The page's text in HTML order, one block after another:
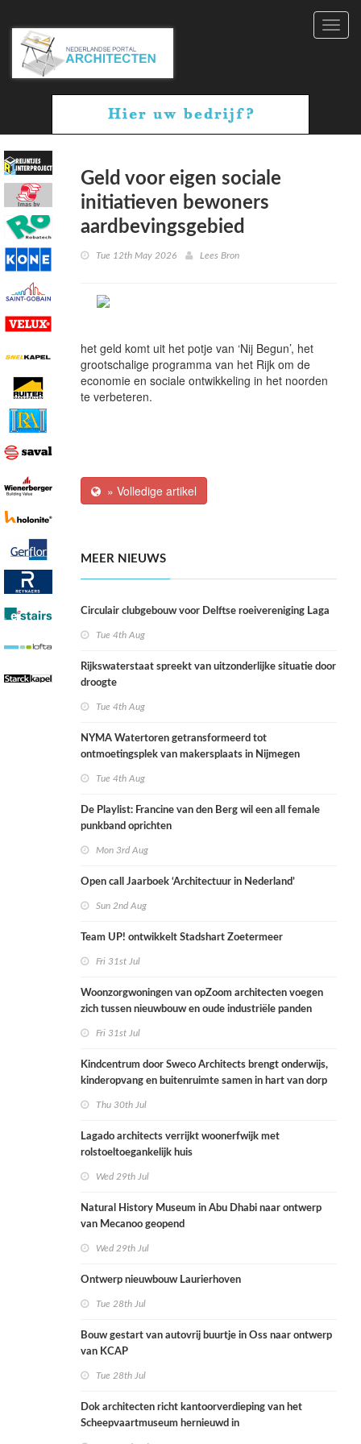
Geld voor eigen sociale
initiatieven bewoners
aardbevingsgebied
Tue 12th May 2026 Lees Bron
het geld komt uit het potje van ‘Nij Begun’, het
grootschalige programma van het Rijk om de
economie en sociale ontwikkeling in het noorden
te verbeteren.
» Volledige artikel
MEER NIEUWS
Circulair clubgebouw voor Delftse roeivereniging Laga
Tue 4th Aug
Rijkswaterstaat spreekt van uitzonderlijke situatie door
droogte
Tue 4th Aug
NYMA Watertoren getransformeerd tot
ontmoetingsplek van makersplaats in Nijmegen
Tue 4th Aug
De Playlist: Francine van den Berg wil een all female
punkband oprichten
Mon 3rd Aug
Open call Jaarboek ‘Architectuur in Nederland’
Sun 2nd Aug
Team UP! ontwikkelt Stadshart Zoetermeer
Fri 31st Jul
Woonzorgwoningen van opZoom architecten voegen
zich tussen nieuwbouw en oude industriële panden
Fri 31st Jul
Kindcentrum door Sweco Architects brengt onderwijs,
kinderopvang en buitenruimte samen in hart van dorp
Thu 30th Jul
Lagado architects verrijkt woonerfwijk met
rolstoeltoegankelijk huis
Wed 29th Jul
Natural History Museum in Abu Dhabi naar ontwerp
van Mecanoo geopend
Wed 29th Jul
Ontwerp nieuwbouw Laurierhoven
Tue 28th Jul
Bouw gestart van autovrij buurtje in Oss naar ontwerp
van KCAP
Tue 28th Jul
Dok architecten richt kantoorverdieping van het
Scheepvaartmuseum hernieuwd in